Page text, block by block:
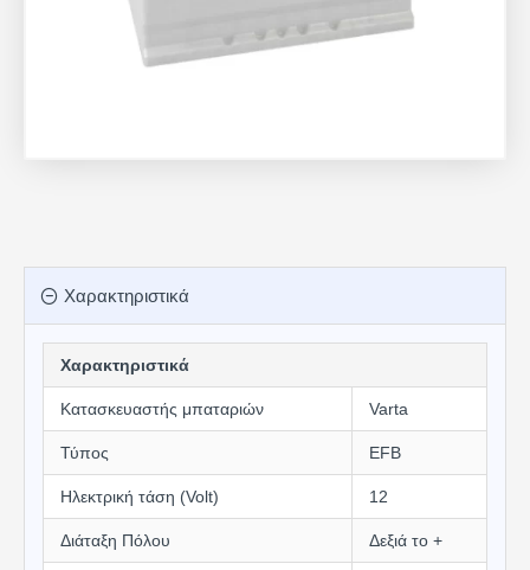
Χαρακτηριστικά
Χαρακτηριστικά
Κατασκευαστής μπαταριών Varta
Τύπος EFB
Ηλεκτρική τάση (Volt) 12
Διάταξη Πόλου Δεξιά το +